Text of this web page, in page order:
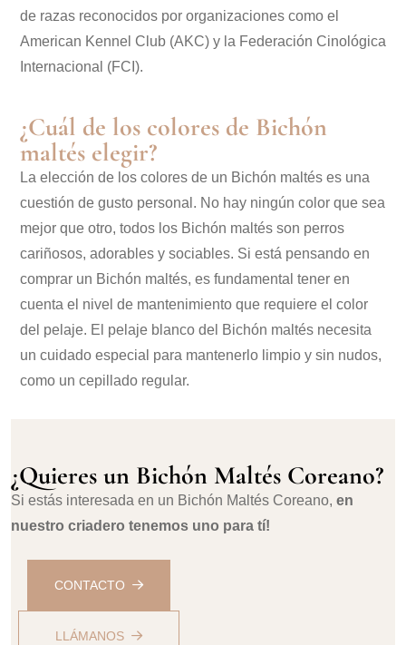
de razas reconocidos por organizaciones como el
American Kennel Club (AKC) y la Federación Cinológica
Internacional (FCI).
¿Cuál de los colores de Bichón
maltés elegir?
La elección de los colores de un Bichón maltés es una
cuestión de gusto personal. No hay ningún color que sea
mejor que otro, todos los Bichón maltés son perros
cariñosos, adorables y sociables. Si está pensando en
comprar un Bichón maltés, es fundamental tener en
cuenta el nivel de mantenimiento que requiere el color
del pelaje. El pelaje blanco del Bichón maltés necesita
un cuidado especial para mantenerlo limpio y sin nudos,
como un cepillado regular.
¿Quieres un Bichón Maltés Coreano?
Si estás interesada en un Bichón Maltés Coreano, en
nuestro criadero tenemos uno para tí!
CONTACTO
LLÁMANOS